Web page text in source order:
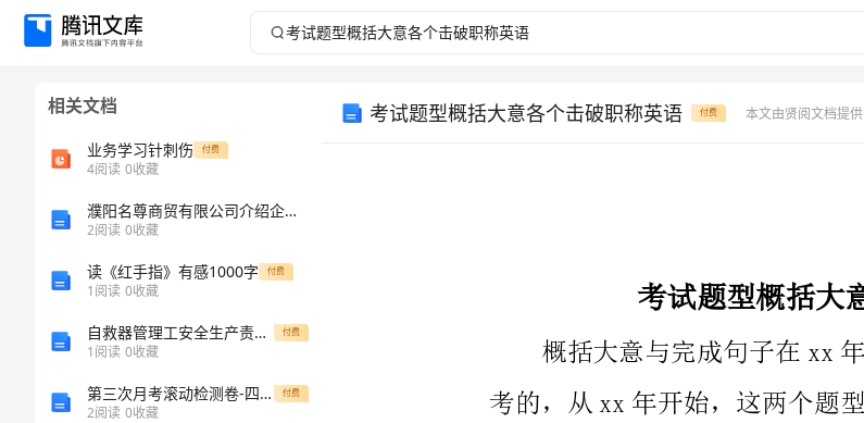
考
相关文档
业务学习针刺伤 付费
4阅读 0收藏
濮阳名尊商贸有限公司介绍企业发展分析报告
2阅读 0收藏
读《红手指》有感1000字 付费
1阅读 0收藏
自救器管理工安全生产责任制范文 付费
1阅读 0收藏
第三次月考滚动检测卷-四川师范大学附属第一实验中学数学七年级上册有理数定向攻克练习题 付费
2阅读 0收藏
考试题型概括大意各个击破职称英语 付费 本文由贤阅文档提供
一篇300～450词的短文，有两项测试任务：